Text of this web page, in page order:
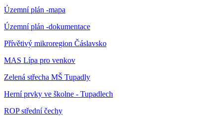
Územní plán -mapa
Územní plán -dokumentace
Přívětivý mikroregion Čáslavsko
MAS Lípa pro venkov
Zelená střecha MŠ Tupadly
Herní prvky ve školne - Tupadlech
ROP střední čechy